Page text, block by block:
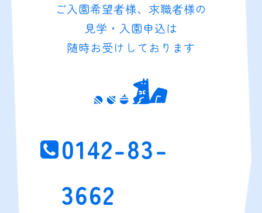
ご入園希望者様、求職者様の
見学・入園申込は
随時お受けしております
0142-83-
3662